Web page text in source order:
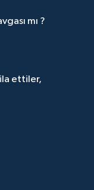
mı ?
ettiler,